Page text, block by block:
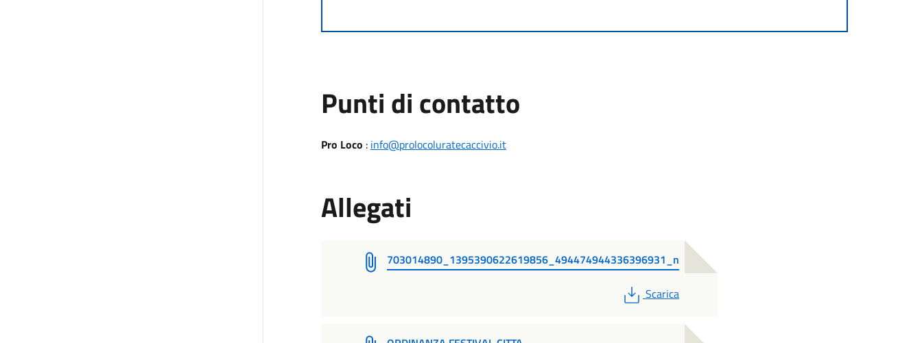
Punti di contatto
Pro Loco : info@prolocoluratecaccivio.it
Allegati
703014890_1395390622619856_494474944336396931_n
PDF
Scarica